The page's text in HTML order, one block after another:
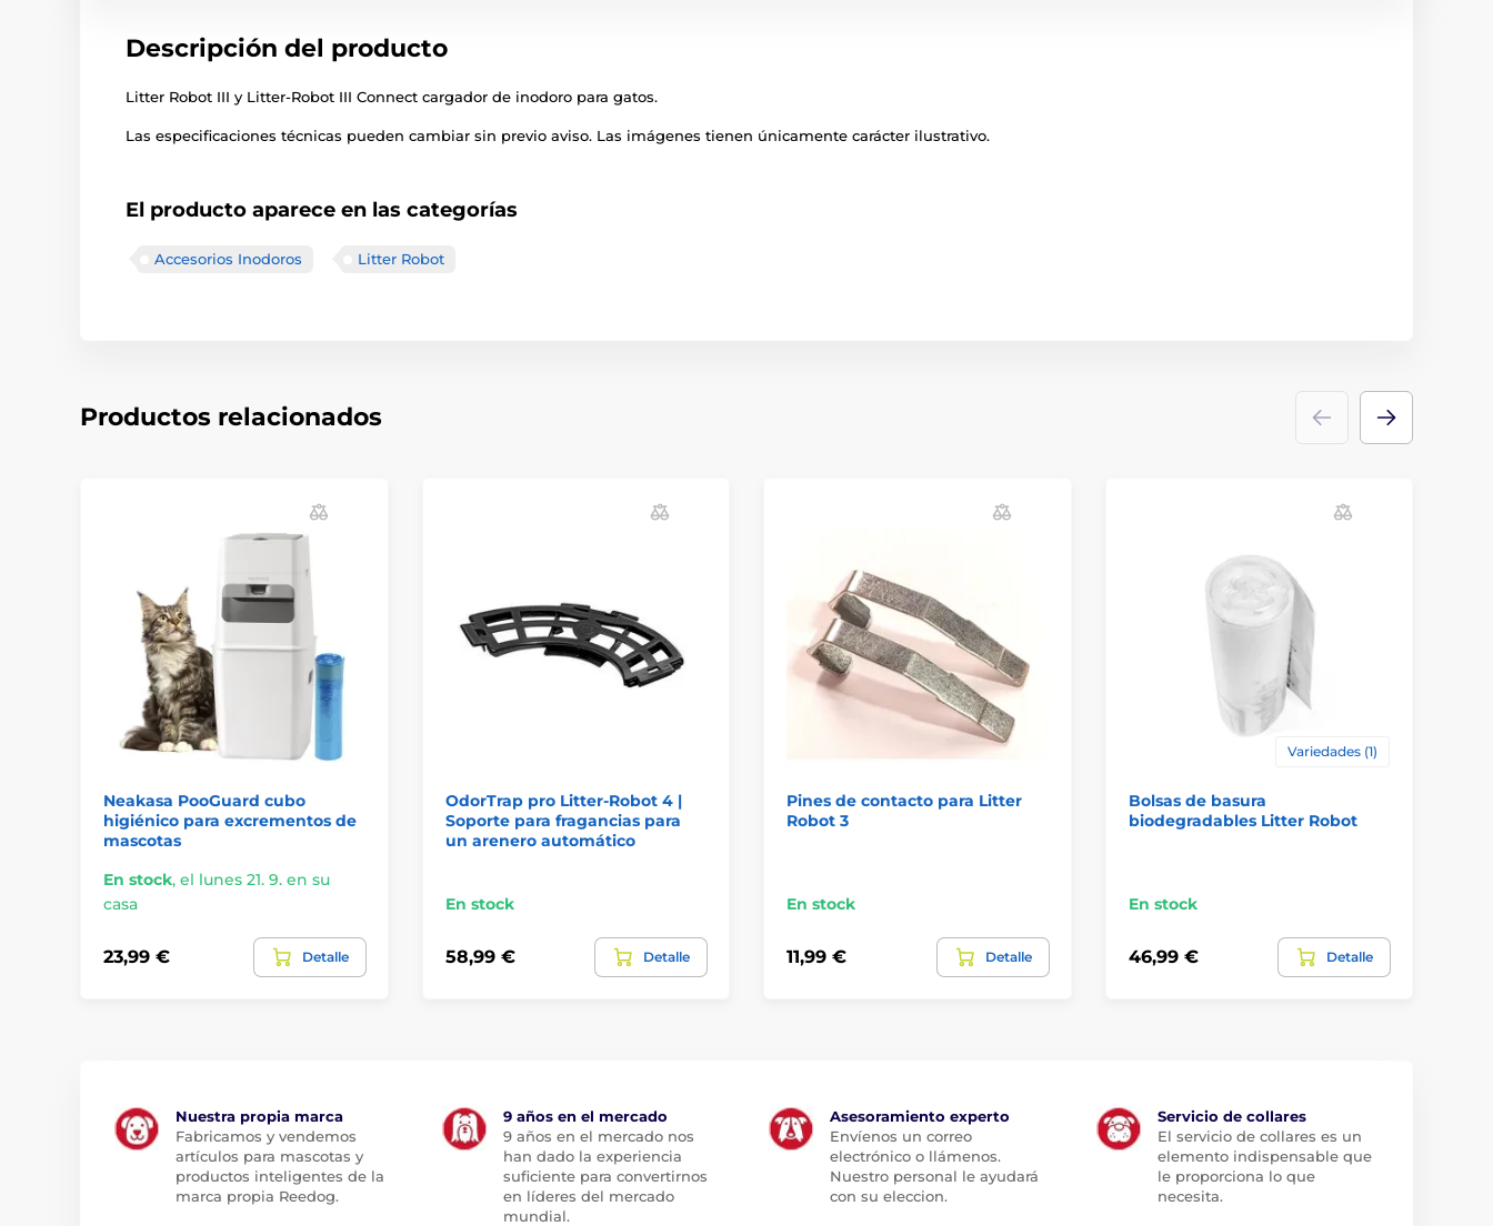
Descripción del producto
Litter Robot III y Litter-Robot III Connect cargador de inodoro para gatos.
Las especificaciones técnicas pueden cambiar sin previo aviso. Las imágenes tienen únicamente carácter ilustrativo.
El producto aparece en las categorías
Accesorios Inodoros Litter Robot
Productos relacionados
Neakasa PooGuard cubo
higiénico para excrementos de
mascotas
En stock, el lunes 21. 9. en su
casa
23,99 € Detalle
OdorTrap pro Litter-Robot 4 |
Soporte para fragancias para
un arenero automático
En stock
58,99 € Detalle
Pines de contacto para Litter
Robot 3
En stock
11,99 € Detalle
Variedades (1)
Bolsas de basura
biodegradables Litter Robot
En stock
46,99 € Detalle
Nuestra propia marca
Fabricamos y vendemos
artículos para mascotas y
productos inteligentes de la
marca propia Reedog.
9 años en el mercado
9 años en el mercado nos
han dado la experiencia
suficiente para convertirnos
en líderes del mercado
mundial.
Asesoramiento experto
Envíenos un correo
electrónico o llámenos.
Nuestro personal le ayudará
con su eleccion.
Servicio de collares
El servicio de collares es un
elemento indispensable que
le proporciona lo que
necesita.